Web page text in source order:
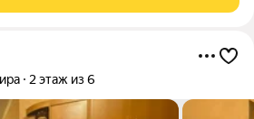
2 этаж из 6